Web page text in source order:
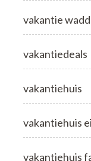
vakantie
vakantiedeals
vakantiehuis
vakantiehuis
vakantiehuis